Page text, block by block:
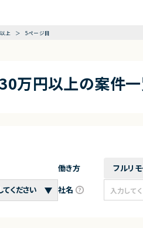
上 5ページ目
万円以上の案件
働き方
フルリ
社名